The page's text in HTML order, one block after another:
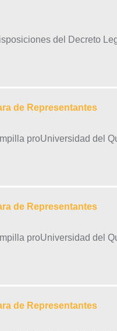
del Decreto
de Representantes
proUniversidad del
de Representantes
proUniversidad del
de Representantes